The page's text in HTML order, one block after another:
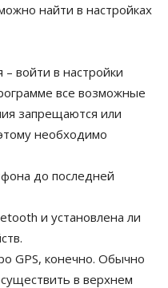
найти в настройках
войти в настройки
все возможные
запрещаются или
необходимо
до последней
и установлена ли
GPS, конечно. Обычно
в верхнем